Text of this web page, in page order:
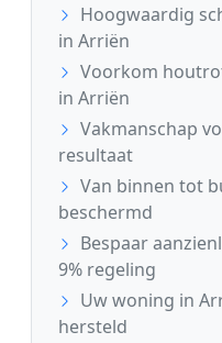
Hoogwaardig
in Arriën
Voorkom
in Arriën
Vakmanschap
resultaat
Van binnen tot
beschermd
Bespaar
9% regeling
Uw woning in
hersteld